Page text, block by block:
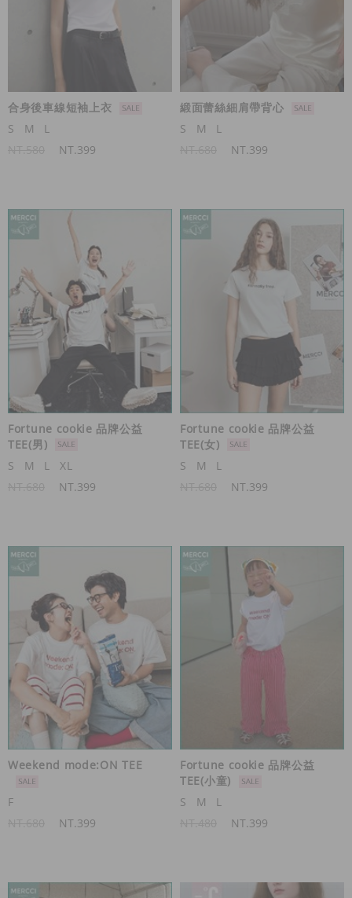
合身後車線短袖上衣
S
M
L
NT.399
緞面蕾絲細肩帶背心
S
M
L
NT.399
Fortune cookie 品牌公益
TEE(男)
S
M L
XL
NT.399
Fortune cookie 品牌公益
TEE(女)
S
M
L
NT.399
Weekend mode:ON TEE
F
NT.399
Fortune cookie 品牌公益
TEE(小童)
S
M
L
NT.399